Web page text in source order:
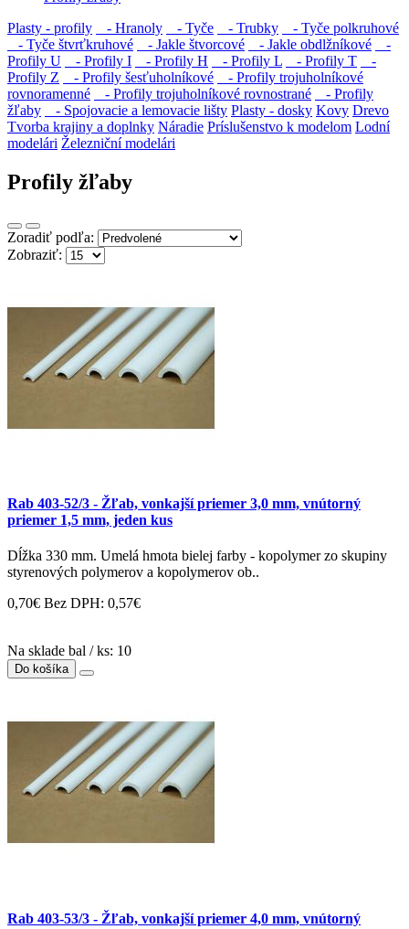
Plasty - profily
- Hranoly - Tyče - Trubky
- Tyče polkruhové
- Tyče štvrťkruhové
- Jakle štvorcové - Jakle obdlžníkové
-
Profily U
- Profily I - Profily H - Profily L - Profily T
-
Profily Z
- Profily šesťuholníkové
- Profily trojuholníkové
rovnoramenné
- Profily trojuholníkové rovnostrané
- Profily
žľaby
- Spojovacie a lemovacie lišty Plasty - dosky Kovy Drevo
Tvorba krajiny a doplnky Náradie Príslušenstvo k modelom Lodní
modelári Železniční modelári
Profily žľaby
Zoradiť podľa:
Zobraziť:
Rab 403-52/3 - Žľab, vonkajší priemer 3,0 mm, vnútorný
priemer 1,5 mm, jeden kus
Dĺžka 330 mm. Umelá hmota bielej farby - kopolymer zo skupiny
styrenových polymerov a kopolymerov ob..
0,70€ Bez DPH: 0,57€
Na sklade bal / ks: 10
Do košíka
Rab 403-53/3 - Žľab, vonkajší priemer 4,0 mm, vnútorný